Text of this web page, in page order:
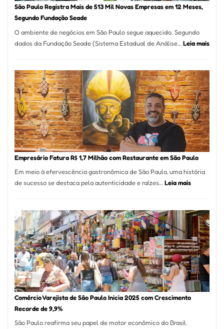
São Paulo Registra Mais de 513 Mil Novas Empresas em 12 Meses,
Segundo Fundação Seade
O ambiente de negócios em São Paulo segue aquecido. Segundo
dados da Fundação Seade (Sistema Estadual de Análise… Leia mais:
de
513
Mil
em
Empresário Fatura R$ 1,7 Milhão com Restaurante em São Paulo
Em meio à efervescência gastronômica de São Paulo, uma história
de sucesso se destaca pela autenticidade e raízes…Leia mais:
R$
Milhão
com
em
São
Paulo
Comércio Varejista de São Paulo Inicia 2025 com Crescimento
Recorde de 9,9%
São Paulo reafirma seu papel de motor econômico do Brasil.